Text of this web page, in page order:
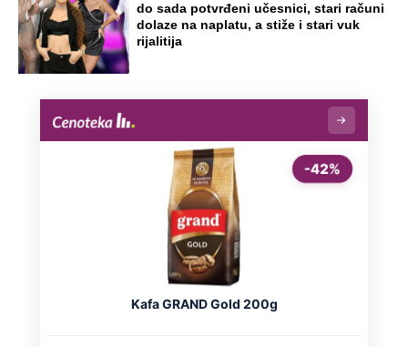
do sada potvrđeni učesnici, stari računi
dolaze na naplatu, a stiže i stari vuk
rijalitija